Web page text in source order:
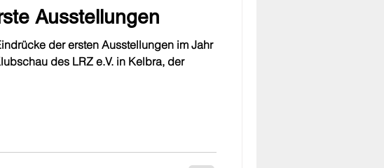
Ausstellungen
der ersten Ausstellungen im Jahr
des LRZ e.V. in Kelbra, der